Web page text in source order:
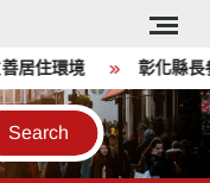
住環境 彰化縣